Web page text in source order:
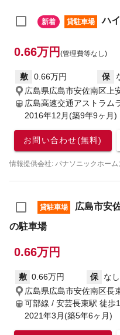
新着 貸駐車場 ハ
0.66万円 (管理費等なし)
敷 0.66万円 保
広島県広島市安佐南区上
広島高速交通アストラム
2016年12月(築9年9ヶ月)
お問い合わせ(無料)
情報提供会社: パナソニックホ
貸駐車場
広島市安
の駐車場
0.66万円
敷 0.66万円 保 なし
広島県広島市安佐南区長
可部線 / 安芸長束駅 徒歩
2021年3月(築5年6ヶ月)